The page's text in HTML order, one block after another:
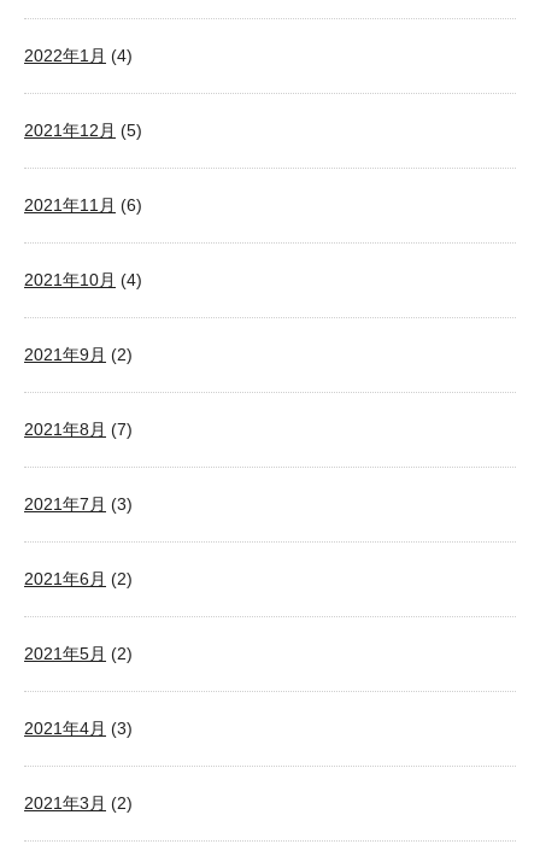
2022年1月 (4)
2021年12月 (5)
2021年11月 (6)
2021年10月 (4)
2021年9月 (2)
2021年8月 (7)
2021年7月 (3)
2021年6月 (2)
2021年5月 (2)
2021年4月 (3)
2021年3月 (2)